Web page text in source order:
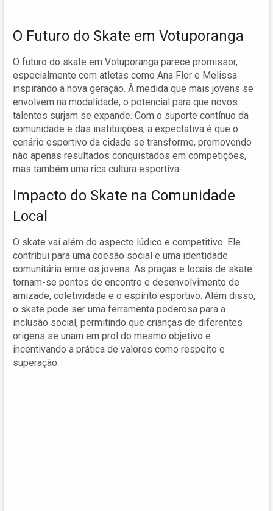
O Futuro do Skate em Votuporanga
O futuro do skate em Votuporanga parece promissor,
especialmente com atletas como Ana Flor e Melissa
inspirando a nova geração. À medida que mais jovens se
envolvem na modalidade, o potencial para que novos
talentos surjam se expande. Com o suporte contínuo da
comunidade e das instituições, a expectativa é que o
cenário esportivo da cidade se transforme, promovendo
não apenas resultados conquistados em competições,
mas também uma rica cultura esportiva.
Impacto do Skate na Comunidade
Local
O skate vai além do aspecto lúdico e competitivo. Ele
contribui para uma coesão social e uma identidade
comunitária entre os jovens. As praças e locais de skate
tornam-se pontos de encontro e desenvolvimento de
amizade, coletividade e o espírito esportivo. Além disso,
o skate pode ser uma ferramenta poderosa para a
inclusão social, permitindo que crianças de diferentes
origens se unam em prol do mesmo objetivo e
incentivando a prática de valores como respeito e
superação.